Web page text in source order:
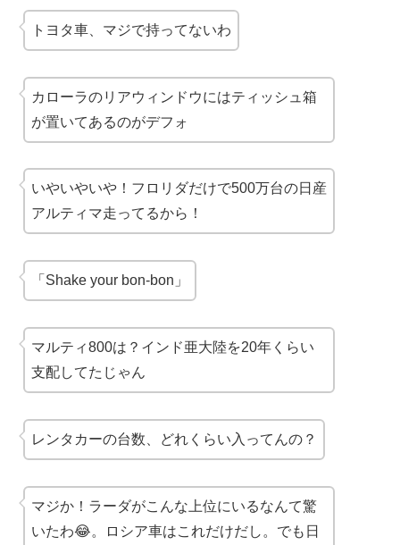
トヨタ車、マジで持ってないわ
カローラのリアウィンドウにはティッシュ箱
が置いてあるのがデフォ
いやいやいや！フロリダだけで500万台の日産
アルティマ走ってるから！
「Shake your bon-bon」
マルティ800は？インド亜大陸を20年くらい
支配してたじゃん
レンタカーの台数、どれくらい入ってんの？
マジか！ラーダがこんな上位にいるなんて驚
いたわ😂。ロシア車はこれだけだし。でも日